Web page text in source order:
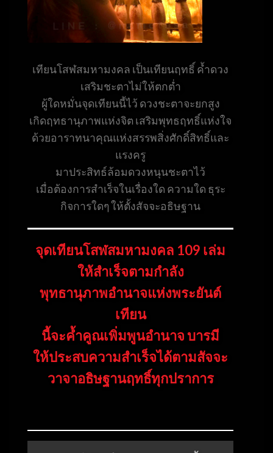
เทียนโสฬสมหามงคล เป็นเทียนฤทธิ์ ค้ำดวง
เสริมชะตาไม่ให้ตกต่ำ
ผู้ใดหมั่นจุดเทียนนี้ไว้ ดวงชะตาจะยกสูง
เกิดฤทธานุภาพแห่งจิต เสริมพุทธฤทธิ์แห่งใจ
ด้วยอาราทนาคุณแห่งสรรพสิ่งศักดิ์สิทธิ์และ
แรงครู
มาประสิทธ์ล้อมดวงหนุนชะตาไว้
เมื่อต้องการสำเร็จในเรื่องใด ความใด ธุระ
กิจการใดๆ ให้ตั้งสัจจะอธิษฐาน
จุดเทียนโสฬสมหามงคล 109 เล่ม
ให้สำเร็จตามกำลัง
พุทธานุภาพอำนาจแห่งพระยันต์
เทียน
นี้จะค้ำคูณเพิ่มพูนอำนาจ บารมี
ให้ประสบความสำเร็จได้ตามสัจจะ
วาจาอธิษฐานฤทธิ์ทุกปราการ